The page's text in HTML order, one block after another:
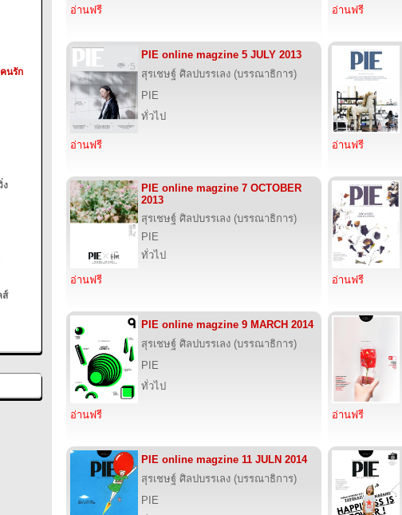
นรัก
ง
ส์
อ่านฟรี อ่านฟรี
PIE online magzine 5 JULY 2013
สุรเชษฐ์ ศิลปบรรเลง (บรรณาธิการ)
PIE
ทั่วไป
อ่านฟรี อ่านฟรี
PIE online magzine 7 OCTOBER
2013
สุรเชษฐ์ ศิลปบรรเลง (บรรณาธิการ)
PIE
ทั่วไป
อ่านฟรี อ่านฟรี
PIE online magzine 9 MARCH 2014
สุรเชษฐ์ ศิลปบรรเลง (บรรณาธิการ)
PIE
ทั่วไป
อ่านฟรี อ่านฟรี
PIE online magzine 11 JULN 2014
สุรเชษฐ์ ศิลปบรรเลง (บรรณาธิการ)
PIE